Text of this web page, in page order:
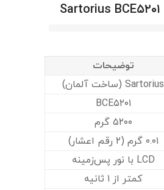
توضیحات
Sartorius (ساخت آلمان)
BCE۵۲۰۱
۵۲۰۰ گرم
۰.۰۱ گرم (۲ رقم اعشار)
LCD با نور پس‌زمینه
کمتر از ۱ ثانیه